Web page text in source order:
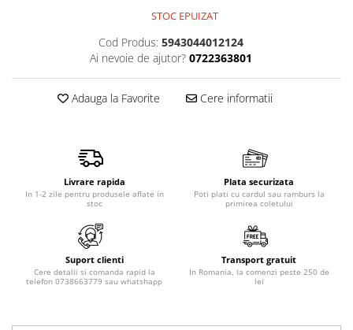
Deodorante si antiperspirante
Lotiuni si creme de corp
Sapunuri
Spuma si saruri de baie
Servetele umede
Bureti de baie
Accesorii ingrijire corp
Creion si tus ochi
STOC EPUIZAT
Cod Produs: 5943044012124
Ai nevoie de ajutor? 0722363801
Adauga la Favorite Cere informatii
Livrare rapida
In 1-2 zile pentru produsele aflate in
stoc
Plata securizata
Poti plati cu cardul sau ramburs la
primirea coletului
Suport clienti
Cere detalii si comanda rapid la
telefon 0738663779 sau whatshapp
Transport gratuit
In Romania, la comenzi peste 250 de
lei